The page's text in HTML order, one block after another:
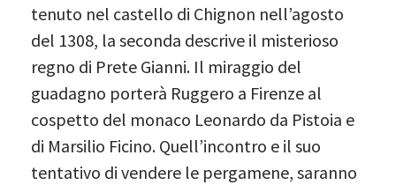
tenuto nel castello di Chignon nell’agosto
del 1308, la seconda descrive il misterioso
regno di Prete Gianni. Il miraggio del
guadagno porterà Ruggero a Firenze al
cospetto del monaco Leonardo da Pistoia e
di Marsilio Ficino. Quell’incontro e il suo
tentativo di vendere le pergamene, saranno